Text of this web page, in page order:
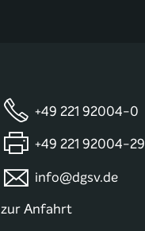
+49 221 92004-0
+49 221 92004-29
info@dgsv.de
zur Anfahrt